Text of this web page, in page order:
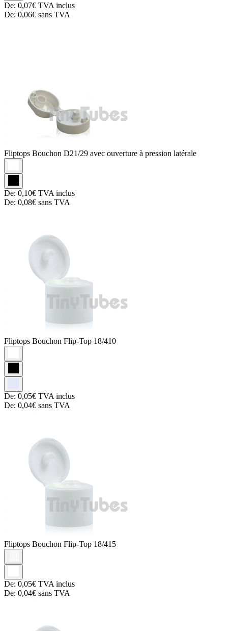
De: 0,07€ TVA inclus
De: 0,06€ sans TVA
Fliptops Bouchon D21/29 avec ouverture à pression latérale
De: 0,10€ TVA inclus
De: 0,08€ sans TVA
Fliptops Bouchon Flip-Top 18/410
De: 0,05€ TVA inclus
De: 0,04€ sans TVA
Fliptops Bouchon Flip-Top 18/415
De: 0,05€ TVA inclus
De: 0,04€ sans TVA